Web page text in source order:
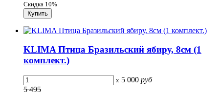
Скидка 10%
KLIMA Птица Бразильский ябиру, 8см (1
комплект.)
x 5 000 руб
5 495